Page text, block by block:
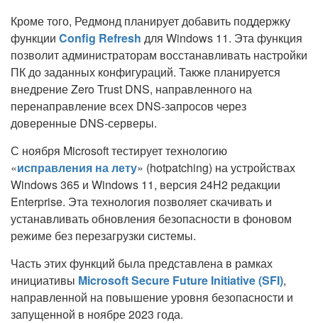
Кроме того, Редмонд планирует добавить поддержку
функции Config Refresh для Windows 11. Эта функция
позволит администраторам восстанавливать настройки
ПК до заданных конфигураций. Также планируется
внедрение Zero Trust DNS, направленного на
перенаправление всех DNS-запросов через
доверенные DNS-серверы.
С ноября Microsoft тестирует технологию
«исправления на лету» (hotpatching) на устройствах
Windows 365 и Windows 11, версия 24H2 редакции
Enterprise. Эта технология позволяет скачивать и
устанавливать обновления безопасности в фоновом
режиме без перезагрузки системы.
Часть этих функций была представлена в рамках
инициативы Microsoft Secure Future Initiative (SFI),
направленной на повышение уровня безопасности и
запущенной в ноябре 2023 года.